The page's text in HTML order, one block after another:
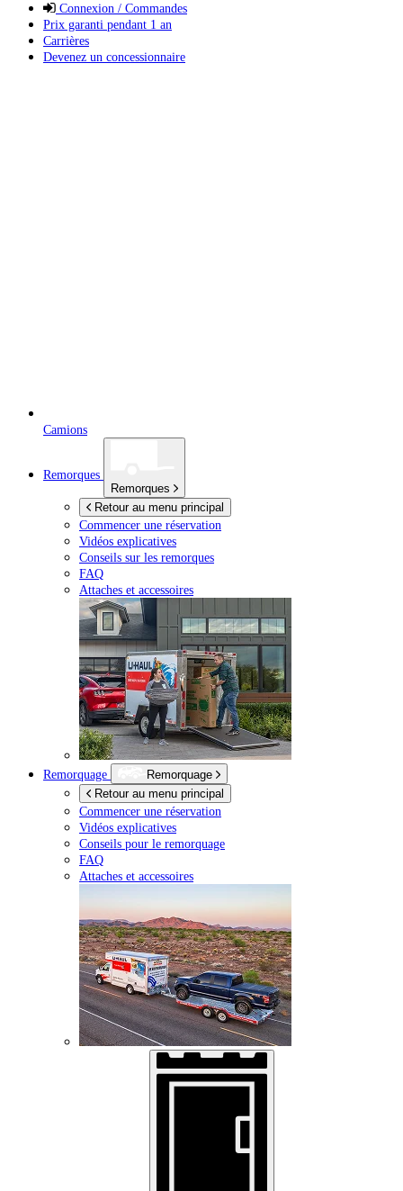
Connexion / Commandes
Prix garanti pendant 1 an
Carrières
Devenez un concessionnaire
Camions
Remorques
Remorques
Retour au menu principal
Commencer une réservation
Vidéos explicatives
Conseils sur les remorques
FAQ
Attaches et accessoires
Remorquage
Remorquage
Retour au menu principal
Commencer une réservation
Vidéos explicatives
Conseils pour le remorquage
FAQ
Attaches et accessoires